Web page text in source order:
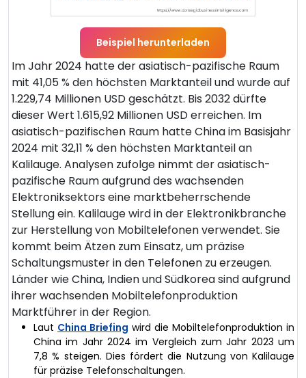
Beispiel herunterladen
Im Jahr 2024 hatte der asiatisch-pazifische Raum
mit 41,05 % den höchsten Marktanteil und wurde auf
1.229,74 Millionen USD geschätzt. Bis 2032 dürfte
dieser Wert 1.615,92 Millionen USD erreichen. Im
asiatisch-pazifischen Raum hatte China im Basisjahr
2024 mit 32,11 % den höchsten Marktanteil an
Kalilauge. Analysen zufolge nimmt der asiatisch-
pazifische Raum aufgrund des wachsenden
Elektroniksektors eine marktbeherrschende
Stellung ein. Kalilauge wird in der Elektronikbranche
zur Herstellung von Mobiltelefonen verwendet. Sie
kommt beim Ätzen zum Einsatz, um präzise
Schaltungsmuster in den Telefonen zu erzeugen.
Länder wie China, Indien und Südkorea sind aufgrund
ihrer wachsenden Mobiltelefonproduktion
Marktführer in der Region.
Laut China Briefing wird die Mobiltelefonproduktion in
China im Jahr 2024 im Vergleich zum Jahr 2023 um
7,8 % steigen. Dies fördert die Nutzung von Kalilauge
für präzise Telefonschaltungen.